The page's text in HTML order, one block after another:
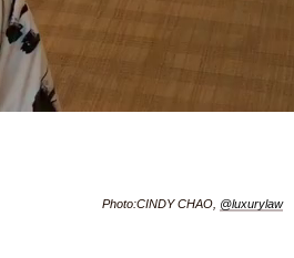
Photo:CINDY CHAO, @luxurylaw